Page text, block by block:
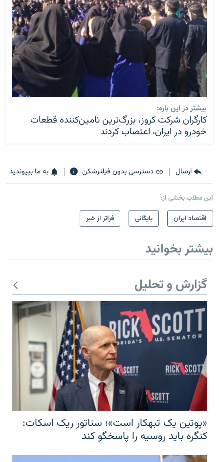
بیشتر در این باره:
کارگران شرکت کروز، بزرگ‌ترین تامین‌کننده قطعات
خودرو در ایران، اعتصاب کردند
ارسال دسترسی بدون فیلترشکن به ما بپیوندید
این مطلب بخشی از:
اقتصاد ایران
بایگانی فراتر از خبر
بیشتر بخوانید
گزارش و تحلیل
«پوتین یک تبهکار است»؛ سناتور ریک اسکات:
کنگره باید روسیه را پاسخگو کند